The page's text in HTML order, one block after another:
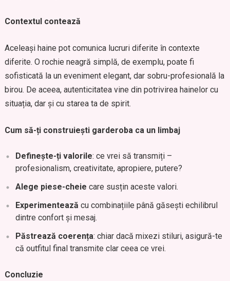
Contextul contează
Aceleași haine pot comunica lucruri diferite în contexte
diferite. O rochie neagră simplă, de exemplu, poate fi
sofisticată la un eveniment elegant, dar sobru-profesională la
birou. De aceea, autenticitatea vine din potrivirea hainelor cu
situația, dar și cu starea ta de spirit.
Cum să-ți construiești garderoba ca un limbaj
Definește-ți valorile: ce vrei să transmiți –
profesionalism, creativitate, apropiere, putere?
Alege piese-cheie care susțin aceste valori.
Experimentează cu combinațiile până găsești echilibrul
dintre confort și mesaj.
Păstrează coerența: chiar dacă mixezi stiluri, asigură-te
că outfitul final transmite clar ceea ce vrei.
Concluzie